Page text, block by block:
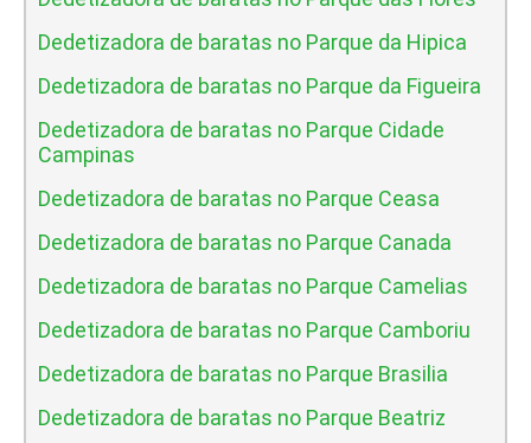
Dedetizadora de baratas no Parque da Hipica
Dedetizadora de baratas no Parque da Figueira
Dedetizadora de baratas no Parque Cidade
Campinas
Dedetizadora de baratas no Parque Ceasa
Dedetizadora de baratas no Parque Canada
Dedetizadora de baratas no Parque Camelias
Dedetizadora de baratas no Parque Camboriu
Dedetizadora de baratas no Parque Brasilia
Dedetizadora de baratas no Parque Beatriz